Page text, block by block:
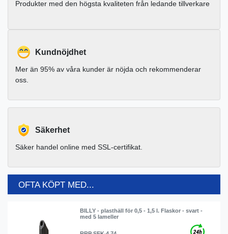
Produkter med den högsta kvaliteten från ledande tillverkare
Kundnöjdhet
Mer än 95% av våra kunder är nöjda och rekommenderar
oss.
Säkerhet
Säker handel online med SSL-certifikat.
OFTA KÖPT MED...
BILLY - plasthäll för 0,5 - 1,5 l. Flaskor - svart -
med 5 lameller